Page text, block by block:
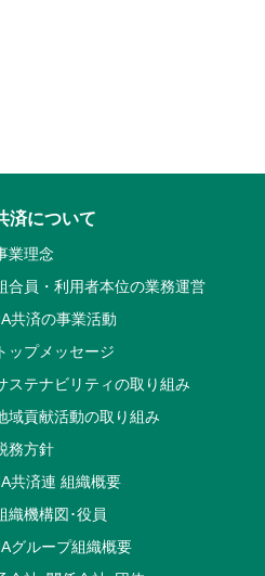
済について
業理念
合員・利用者本位の業務運営
共済の事業活動
トップメッセージ
ステナビリティの取り組み
域貢献活動の取り組み
務方針
共済連 組織概要
織機構図･役員
グループ組織概要